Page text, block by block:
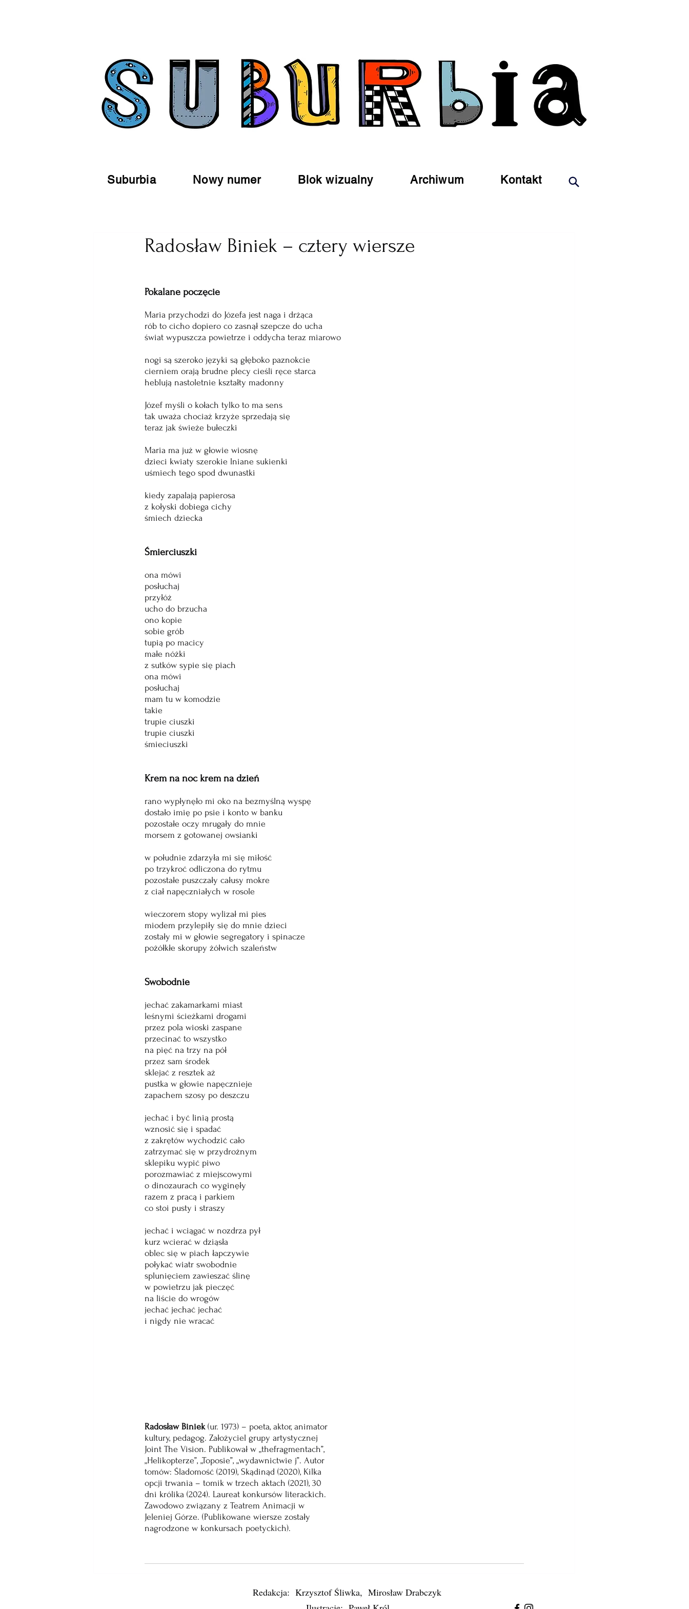
Suburbia Nowy numer Blok wizualny Archiwum Kontakt
Radosław Biniek – cztery wiersze
Pokalane poczęcie
Maria przychodzi do Józefa jest naga i drżąca
rób to cicho dopiero co zasnął szepcze do ucha
świat wypuszcza powietrze i oddycha teraz miarowo
nogi są szeroko języki są głęboko paznokcie
cierniem orają brudne plecy cieśli ręce starca
heblują nastoletnie kształty madonny
Józef myśli o kołach tylko to ma sens
tak uważa chociaż krzyże sprzedają się
teraz jak świeże bułeczki
Maria ma już w głowie wiosnę
dzieci kwiaty szerokie lniane sukienki
uśmiech tego spod dwunastki
kiedy zapalają papierosa
z kołyski dobiega cichy
śmiech dziecka
Śmierciuszki
ona mówi
posłuchaj
przyłóż
ucho do brzucha
ono kopie
sobie grób
tupią po macicy
małe nóżki
z sutków sypie się piach
ona mówi
posłuchaj
mam tu w komodzie
takie
trupie ciuszki
trupie ciuszki
śmieciuszki
Krem na noc krem na dzień
rano wypłynęło mi oko na bezmyślną wyspę
dostało imię po psie i konto w banku
pozostałe oczy mrugały do mnie
morsem z gotowanej owsianki
w południe zdarzyła mi się miłość
po trzykroć odliczona do rytmu
pozostałe puszczały całusy mokre
z ciał napęczniałych w rosole
wieczorem stopy wylizał mi pies
miodem przylepiły się do mnie dzieci
zostały mi w głowie segregatory i spinacze
pożółkłe skorupy żółwich szaleństw
Swobodnie
jechać zakamarkami miast
leśnymi ścieżkami drogami
przez pola wioski zaspane
przecinać to wszystko
na pięć na trzy na pół
przez sam środek
sklejać z resztek aż
pustka w głowie napęcznieje
zapachem szosy po deszczu
jechać i być linią prostą
wznosić się i spadać
z zakrętów wychodzić cało
zatrzymać się w przydrożnym
sklepiku wypić piwo
porozmawiać z miejscowymi
o dinozaurach co wyginęły
razem z pracą i parkiem
co stoi pusty i straszy
jechać i wciągać w nozdrza pył
kurz wcierać w dziąsła
oblec się w piach łapczywie
połykać wiatr swobodnie
splunięciem zawieszać ślinę
w powietrzu jak pieczęć
na liście do wrogów
jechać jechać jechać
i nigdy nie wracać
Radosław Biniek (ur. 1973) – poeta, aktor, animator
kultury, pedagog. Założyciel grupy artystycznej
Joint The Vision. Publikował w „thefragmentach”,
„Helikopterze”, „Toposie”, „wydawnictwie j”. Autor
tomów: Śladomość (2019), Skądinąd (2020), Kilka
opcji trwania – tomik w trzech aktach (2021), 30
dni królika (2024). Laureat konkursów literackich.
Zawodowo związany z Teatrem Animacji w
Jeleniej Górze. (Publikowane wiersze zostały
nagrodzone w konkursach poetyckich).
Redakcja: Krzysztof Śliwka, Mirosław Drabczyk